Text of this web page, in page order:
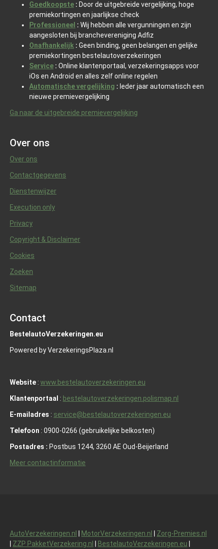
Goedkoopste : Door de uitgebreide vergelijking, hoge
premiekortingen en jaarlijkse check
Professioneel : Wij hebben alle vergunningen en zijn
aangesloten bij branchevereniging Adfiz
Onafhankelijk : Geen binding, geen belangen en gelijke
premiekortingen bestelautoverzekeringen
Service : Online klantenportaal, verzekeringsapps voor
iOs en Android en alles zelf online regelen
Automatische vergelijking : Ieder jaar automatisch een
nieuwe premievergelijking
Ga naar de uitgebreide premievergelijking
Over ons
Over ons
Contactgegevens
Dienstenwijzer
Execution only
Privacy
Copyright & Disclaimer
Cookies
Zoeken
Sitemap
Contact
BestelautoVerzekeringen.eu
Powered by VerzekeringsPlaza.nl
Website : www.bestelautoverzekeringen.eu
Klantenportaal : bestelautoverzekeringen.polismap.nl
E-mailadres : service@bestelautoverzekeringen.eu
Telefoon : 0900-0266 (gebruikelijke belkosten)
Postadres : Postbus 1244, 3260 AE Oud-Beijerland
Meer contactinformatie
AutoVerzekeringen.nl MotorVerzekeringen.nl
Zorg-Premies.nl
ZZP PakketVerzekering.nl BestelautoVerzekeringen.eu